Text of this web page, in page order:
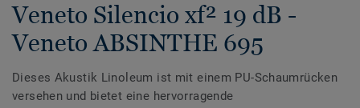
Veneto Silencio xf² 19 dB -
Veneto ABSINTHE 695
Dieses Akustik Linoleum ist mit einem PU-Schaumrücken
versehen und bietet eine hervorragende